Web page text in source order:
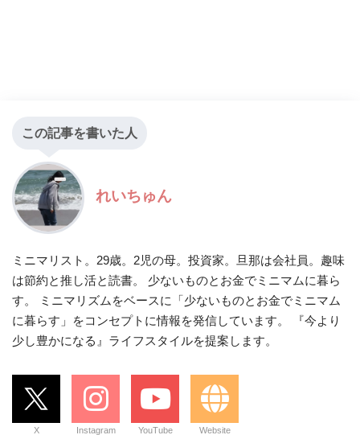
この記事を書いた人
れいちゅん
ミニマリスト。29歳。2児の母。投資家。旦那は会社員。趣味
は節約と推し活と読書。 少ないものとお金でミニマムに暮ら
す。 ミニマリズムをベースに「少ないものとお金でミニマム
に暮らす」をコンセプトに情報を発信しています。 『今より
少し豊かになる』ライフスタイルを提案します。
X Instagram YouTube Website